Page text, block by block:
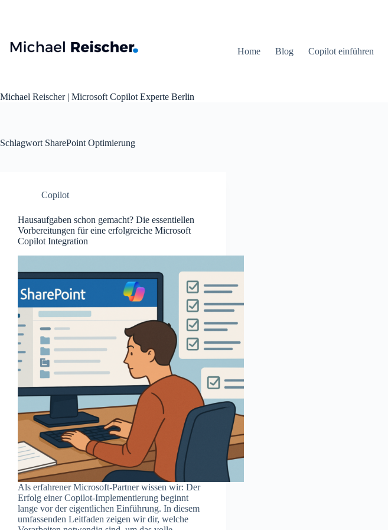
Michael Reischer | Microsoft Copilot Experte Berlin
Home Blog Copilot einführen
Schlagwort SharePoint Optimierung
Copilot
Hausaufgaben schon gemacht? Die essentiellen
Vorbereitungen für eine erfolgreiche Microsoft
Copilot Integration
Als erfahrener Microsoft-Partner wissen wir: Der
Erfolg einer Copilot-Implementierung beginnt
lange vor der eigentlichen Einführung. In diesem
umfassenden Leitfaden zeigen wir dir, welche